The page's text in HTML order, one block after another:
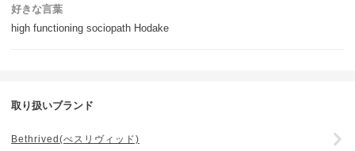
好きな言葉
high functioning sociopath Hodake
取り扱いブランド
Bethrived(べスリヴィッド)